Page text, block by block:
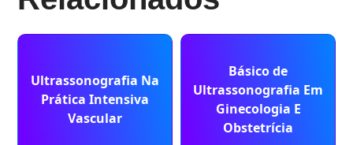
Ultrassonografia Na
Prática Intensiva
Vascular
Básico de
Ultrassonografia Em
Ginecologia E
Obstetrícia